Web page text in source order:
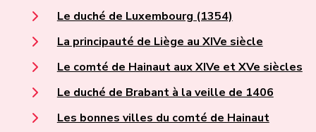
Le duché de Luxembourg (1354)
La principauté de Liège au XIVe siècle
Le comté de Hainaut aux XIVe et XVe siècles
Le duché de Brabant à la veille de 1406
Les bonnes villes du comté de Hainaut